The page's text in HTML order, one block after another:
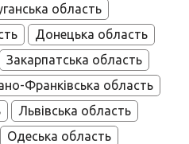
область
Донецька область
Закарпатська область
Франківська область
Львівська область
Одеська область